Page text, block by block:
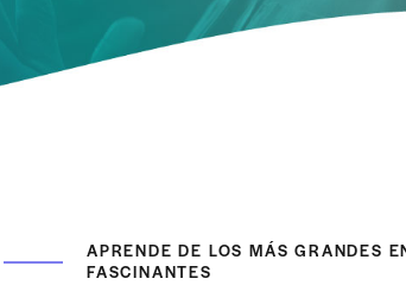
APRENDE DE LOS MÁS GRANDES
FASCINANTES